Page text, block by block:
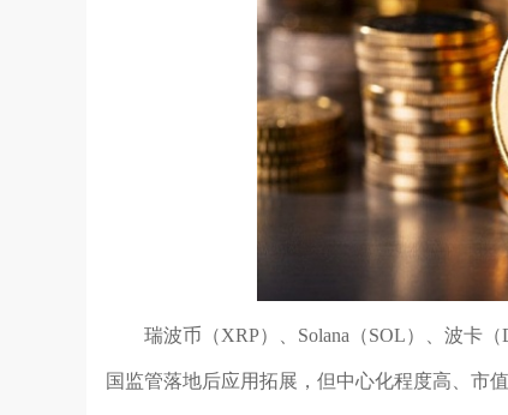
瑞波币（XRP）、Solana（SOL）、波卡
国监管落地后应用拓展，但中心化程度高、市